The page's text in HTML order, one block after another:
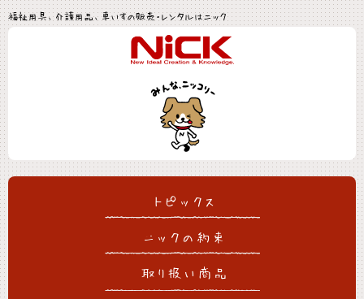
福祉用具、介護用品、車いすの販売・レンタルはニック
トピックス
ニックの約束
取り扱い商品